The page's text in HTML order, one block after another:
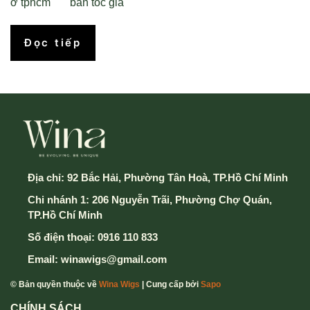
ở tphcm bán tóc giả
Đọc tiếp
Địa chỉ: 92 Bắc Hải, Phường Tân Hoà, TP.Hồ Chí Minh
Chi nhánh 1: 206 Nguyễn Trãi, Phường Chợ Quán,
TP.Hồ Chí Minh
Số điện thoại: 0916 110 833
Email: winawigs@gmail.com
© Bản quyền thuộc về Wina Wigs | Cung cấp bởi Sapo